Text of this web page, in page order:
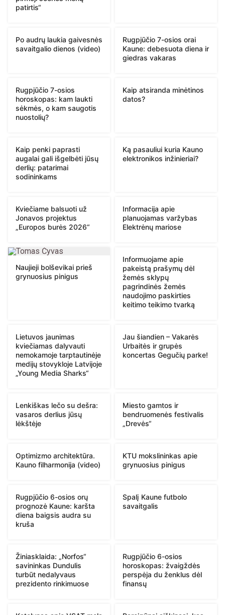
patirtis“
Po audrų laukia gaivesnės
savaitgalio dienos (video)
Rugpjūčio 7-osios orai
Kaune: debesuota diena ir
giedras vakaras
Rugpjūčio 7-osios
horoskopas: kam laukti
sėkmės, o kam saugotis
nuostolių?
Kaip atsiranda minėtinos
datos?
Kaip penki paprasti
augalai gali išgelbėti jūsų
derlių: patarimai
sodininkams
Ką pasauliui kuria Kauno
elektronikos inžinieriai?
Kviečiame balsuoti už
Jonavos projektus
„Europos burės 2026“
Informacija apie
planuojamas varžybas
Elektrėnų mariose
Naujieji bolševikai prieš
grynuosius pinigus
Informuojame apie
pakeistą prašymų dėl
žemės sklypų
pagrindinės žemės
naudojimo paskirties
keitimo teikimo tvarką
Lietuvos jaunimas
kviečiamas dalyvauti
nemokamoje tarptautinėje
medijų stovykloje Latvijoje
„Young Media Sharks“
Jau šiandien – Vakarės
Urbaitės ir grupės
koncertas Gegučių parke!
Lenkiškas lečo su dešra:
vasaros derlius jūsų
lėkštėje
Miesto gamtos ir
bendruomenės festivalis
„Drevės“
Optimizmo architektūra.
Kauno filharmonija (video)
KTU mokslininkas apie
grynuosius pinigus
Rugpjūčio 6-osios orų
prognozė Kaune: karšta
diena baigsis audra su
kruša
Spalį Kaune futbolo
savaitgalis
Žiniasklaida: „Norfos“
savininkas Dundulis
turbūt nedalyvaus
prezidento rinkimuose
Rugpjūčio 6-osios
horoskopas: žvaigždės
perspėja du ženklus dėl
finansų